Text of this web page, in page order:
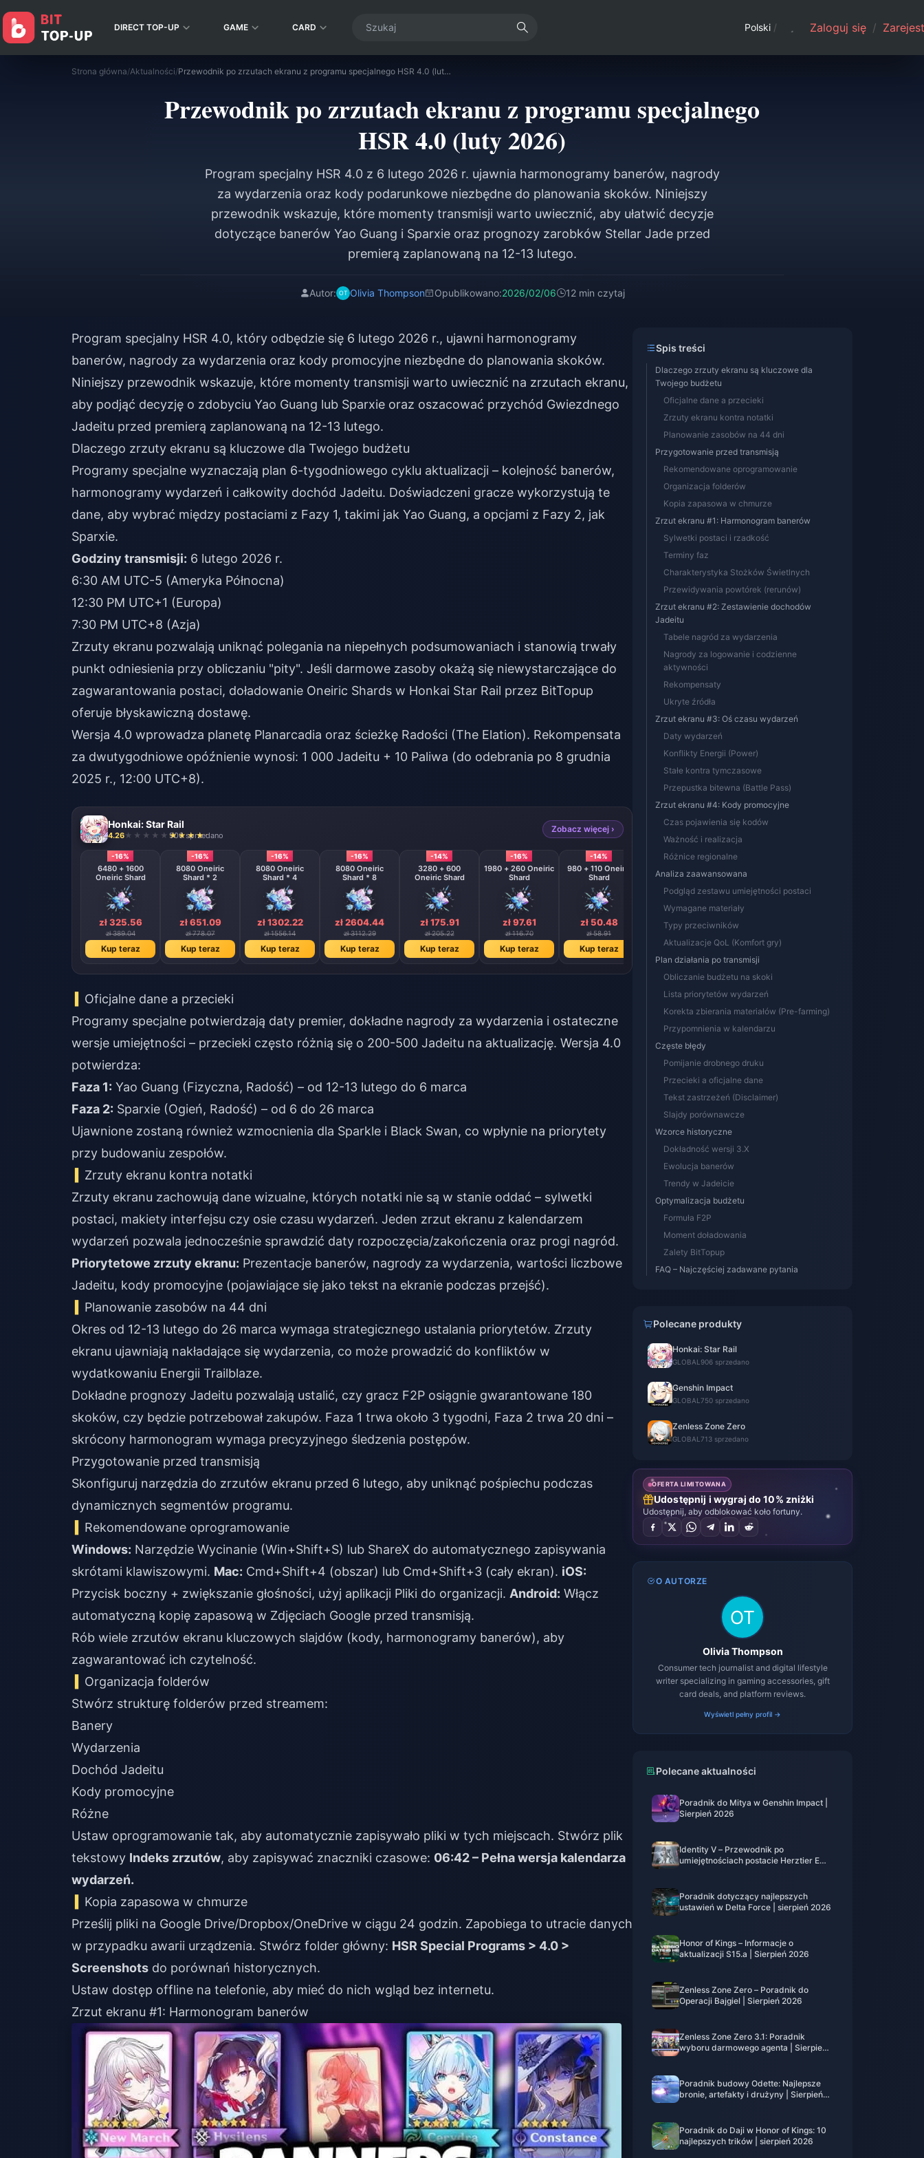
DIRECT TOP-UP GAME CARD Polski / Zaloguj się /
Strona główna/Aktualności/ Przewodnik po zrzutach ekranu z programu specjalnego HSR 4.0 (luty 2026)
Przewodnik po zrzutach ekranu z programu specjalnego
HSR 4.0 (luty 2026)
Program specjalny HSR 4.0 z 6 lutego 2026 r. ujawnia harmonogramy banerów, nagrody
za wydarzenia oraz kody podarunkowe niezbędne do planowania skoków. Niniejszy
przewodnik wskazuje, które momenty transmisji warto uwiecznić, aby ułatwić decyzje
dotyczące banerów Yao Guang i Sparxie oraz prognozy zarobków Stellar Jade przed
premierą zaplanowaną na 12-13 lutego.
Autor: Olivia Thompson Opublikowano:2026/02/06 12 min czytaj
Program specjalny HSR 4.0, który odbędzie się 6 lutego 2026 r., ujawni harmonogramy
banerów, nagrody za wydarzenia oraz kody promocyjne niezbędne do planowania skoków.
Niniejszy przewodnik wskazuje, które momenty transmisji warto uwiecznić na zrzutach ekranu,
aby podjąć decyzję o zdobyciu Yao Guang lub Sparxie oraz oszacować przychód Gwiezdnego
Jadeitu przed premierą zaplanowaną na 12-13 lutego.
Dlaczego zrzuty ekranu są kluczowe dla Twojego budżetu
Programy specjalne wyznaczają plan 6-tygodniowego cyklu aktualizacji – kolejność banerów,
harmonogramy wydarzeń i całkowity dochód Jadeitu. Doświadczeni gracze wykorzystują te
dane, aby wybrać między postaciami z Fazy 1, takimi jak Yao Guang, a opcjami z Fazy 2, jak
Sparxie.
Godziny transmisji: 6 lutego 2026 r.
6:30 AM UTC-5 (Ameryka Północna)
12:30 PM UTC+1 (Europa)
7:30 PM UTC+8 (Azja)
Zrzuty ekranu pozwalają uniknąć polegania na niepełnych podsumowaniach i stanowią trwały
punkt odniesienia przy obliczaniu "pity". Jeśli darmowe zasoby okażą się niewystarczające do
zagwarantowania postaci, doładowanie Oneiric Shards w Honkai Star Rail przez BitTopup
oferuje błyskawiczną dostawę.
Wersja 4.0 wprowadza planetę Planarcadia oraz ścieżkę Radości (The Elation). Rekompensata
za dwutygodniowe opóźnienie wynosi: 1 000 Jadeitu + 10 Paliwa (do odebrania po 8 grudnia
2025 r., 12:00 UTC+8).
Honkai: Star Rail
4.26 906 sprzedano
Zobacz więcej ›
-16%
6480 + 1600
Oneiric Shard
zł 325.56
zł 389.04
Kup teraz
-16%
8080 Oneiric
Shard * 2
zł 651.09
zł 778.07
Kup teraz
-16%
8080 Oneiric
Shard * 4
zł 1302.22
zł 1556.14
Kup teraz
-16%
8080 Oneiric
Shard * 8
zł 2604.44
zł 3112.29
Kup teraz
-14%
3280 + 600
Oneiric Shard
zł 175.91
zł 205.22
Kup teraz
-16%
1980 + 260 Oneiric
Shard
zł 97.61
zł 116.70
Kup teraz
-14%
980 + 110 Oneiric
Shard
zł 50.48
zł 58.91
Kup teraz
-17%
Express Supply
Pass
zł 16.19
zł 19.45
Kup teraz Kup teraz
Oficjalne dane a przecieki
Programy specjalne potwierdzają daty premier, dokładne nagrody za wydarzenia i ostateczne
wersje umiejętności – przecieki często różnią się o 200-500 Jadeitu na aktualizację. Wersja 4.0
potwierdza:
Faza 1: Yao Guang (Fizyczna, Radość) – od 12-13 lutego do 6 marca
Faza 2: Sparxie (Ogień, Radość) – od 6 do 26 marca
Ujawnione zostaną również wzmocnienia dla Sparkle i Black Swan, co wpłynie na priorytety
przy budowaniu zespołów.
Zrzuty ekranu kontra notatki
Zrzuty ekranu zachowują dane wizualne, których notatki nie są w stanie oddać – sylwetki
postaci, makiety interfejsu czy osie czasu wydarzeń. Jeden zrzut ekranu z kalendarzem
wydarzeń pozwala jednocześnie sprawdzić daty rozpoczęcia/zakończenia oraz progi nagród.
Priorytetowe zrzuty ekranu: Prezentacje banerów, nagrody za wydarzenia, wartości liczbowe
Jadeitu, kody promocyjne (pojawiające się jako tekst na ekranie podczas przejść).
Planowanie zasobów na 44 dni
Okres od 12-13 lutego do 26 marca wymaga strategicznego ustalania priorytetów. Zrzuty
ekranu ujawniają nakładające się wydarzenia, co może prowadzić do konfliktów w
wydatkowaniu Energii Trailblaze.
Dokładne prognozy Jadeitu pozwalają ustalić, czy gracz F2P osiągnie gwarantowane 180
skoków, czy będzie potrzebował zakupów. Faza 1 trwa około 3 tygodni, Faza 2 trwa 20 dni –
skrócony harmonogram wymaga precyzyjnego śledzenia postępów.
Przygotowanie przed transmisją
Skonfiguruj narzędzia do zrzutów ekranu przed 6 lutego, aby uniknąć pośpiechu podczas
dynamicznych segmentów programu.
Rekomendowane oprogramowanie
Windows: Narzędzie Wycinanie (Win+Shift+S) lub ShareX do automatycznego zapisywania
skrótami klawiszowymi. Mac: Cmd+Shift+4 (obszar) lub Cmd+Shift+3 (cały ekran). iOS:
Przycisk boczny + zwiększanie głośności, użyj aplikacji Pliki do organizacji. Android: Włącz
automatyczną kopię zapasową w Zdjęciach Google przed transmisją.
Rób wiele zrzutów ekranu kluczowych slajdów (kody, harmonogramy banerów), aby
zagwarantować ich czytelność.
Organizacja folderów
Stwórz strukturę folderów przed streamem:
Banery
Wydarzenia
Dochód Jadeitu
Kody promocyjne
Różne
Ustaw oprogramowanie tak, aby automatycznie zapisywało pliki w tych miejscach. Stwórz plik
tekstowy Indeks zrzutów, aby zapisywać znaczniki czasowe: 06:42 – Pełna wersja kalendarza
wydarzeń.
Kopia zapasowa w chmurze
Prześlij pliki na Google Drive/Dropbox/OneDrive w ciągu 24 godzin. Zapobiega to utracie danych
w przypadku awarii urządzenia. Stwórz folder główny: HSR Special Programs > 4.0 >
Screenshots do porównań historycznych.
Ustaw dostęp offline na telefonie, aby mieć do nich wgląd bez internetu.
Zrzut ekranu #1: Harmonogram banerów
Spis treści
Dlaczego zrzuty ekranu są kluczowe dla
Twojego budżetu
Oficjalne dane a przecieki
Zrzuty ekranu kontra notatki
Planowanie zasobów na 44 dni
Przygotowanie przed transmisją
Rekomendowane oprogramowanie
Organizacja folderów
Kopia zapasowa w chmurze
Zrzut ekranu #1: Harmonogram banerów
Sylwetki postaci i rzadkość
Terminy faz
Charakterystyka Stożków Świetlnych
Przewidywania powtórek (rerunów)
Zrzut ekranu #2: Zestawienie dochodów
Jadeitu
Tabele nagród za wydarzenia
Nagrody za logowanie i codzienne
aktywności
Rekompensaty
Ukryte źródła
Zrzut ekranu #3: Oś czasu wydarzeń
Daty wydarzeń
Konflikty Energii (Power)
Stałe kontra tymczasowe
Przepustka bitewna (Battle Pass)
Zrzut ekranu #4: Kody promocyjne
Czas pojawienia się kodów
Ważność i realizacja
Różnice regionalne
Analiza zaawansowana
Podgląd zestawu umiejętności postaci
Wymagane materiały
Typy przeciwników
Aktualizacje QoL (Komfort gry)
Plan działania po transmisji
Obliczanie budżetu na skoki
Lista priorytetów wydarzeń
Korekta zbierania materiałów (Pre-farming)
Przypomnienia w kalendarzu
Częste błędy
Pomijanie drobnego druku
Przecieki a oficjalne dane
Tekst zastrzeżeń (Disclaimer)
Slajdy porównawcze
Wzorce historyczne
Dokładność wersji 3.X
Ewolucja banerów
Trendy w Jadeicie
Optymalizacja budżetu
Formuła F2P
Moment doładowania
Zalety BitTopup
FAQ – Najczęściej zadawane pytania
Polecane produkty
Honkai: Star Rail
GLOBAL 906 sprzedano
Genshin Impact
GLOBAL 750 sprzedano
Zenless Zone Zero
GLOBAL 713 sprzedano
OFERTA LIMITOWANA
Udostępnij i wygraj do 10% zniżki
Udostępnij, aby odblokować koło fortuny.
O AUTORZE
Olivia Thompson
Consumer tech journalist and digital lifestyle
writer specializing in gaming accessories, gift
card deals, and platform reviews.
Wyświetl pełny profil →
Polecane aktualności
Poradnik do Mitya w Genshin Impact |
Sierpień 2026
Identity V – Przewodnik po
umiejętnościach postacie Herztier Emil
Poradnik dotyczący najlepszych
ustawień w Delta Force | sierpień 2026
Honor of Kings – Informacje o
aktualizacji S15.a | Sierpień 2026
Zenless Zone Zero – Poradnik do
Operacji Bajgiel | Sierpień 2026
Zenless Zone Zero 3.1: Poradnik
wyboru darmowego agenta | Sierpień
Poradnik budowy Odette: Najlepsze
bronie, artefakty i drużyny | Sierpień
Poradnik do Daji w Honor of Kings: 10
najlepszych trików | sierpień 2026